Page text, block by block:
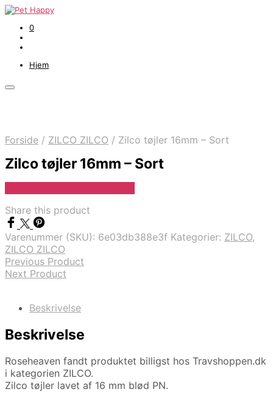
0
Hjem
Forside / ZILCO ZILCO / Zilco tøjler 16mm – Sort
Zilco tøjler 16mm – Sort
Share this product
Varenummer (SKU): 6e03db388e3f Kategorier: ZILCO,
ZILCO ZILCO
Previous Product
Next Product
Beskrivelse
Beskrivelse
Roseheaven fandt produktet billigst hos Travshoppen.dk
i kategorien ZILCO.
Zilco tøjler lavet af 16 mm blød PN.